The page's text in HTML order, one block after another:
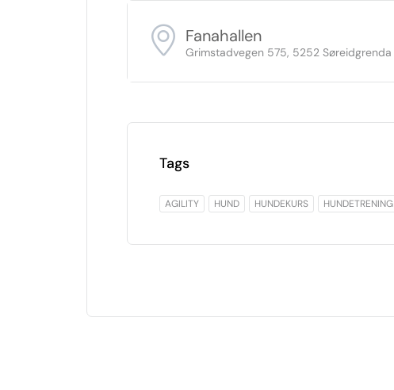
Fanahallen
Grimstadvegen 575, 5252 Søreidgrenda
Tags
AGILITY HUND HUNDEKURS HUNDETRENING